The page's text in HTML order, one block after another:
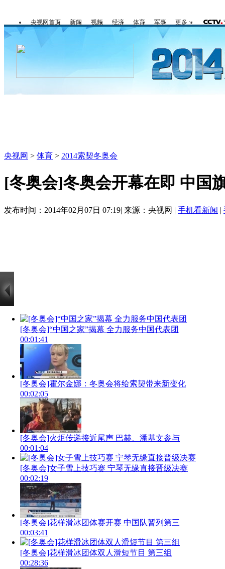
央视网首页 新闻 视频 经济 体育 军事 更多
央视网 > 体育 > 2014索契冬奥会
[冬奥会]冬奥会开幕在即 中国
发布时间：2014年02月07日 07:19| 来源：央视网 | 手机看新闻 |
[冬奥会]“中国之家”揭幕 全力服务中国代表团
00:01:41
[冬奥会]霍尔金娜：冬奥会将给索契带来新变化
00:02:05
[冬奥会]火炬传递接近尾声 巴赫、潘基文参与
00:01:04
[冬奥会]女子雪上技巧赛 宁琴无缘直接晋级决赛
00:02:19
[冬奥会]花样滑冰团体赛开赛 中国队暂列第三
00:03:41
[冬奥会]花样滑冰团体双人滑短节目 第三组
00:28:36